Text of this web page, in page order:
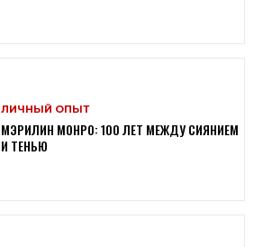
ЛИЧНЫЙ ОПЫТ
МЭРИЛИН МОНРО: 100 ЛЕТ МЕЖДУ СИЯНИЕМ
И ТЕНЬЮ